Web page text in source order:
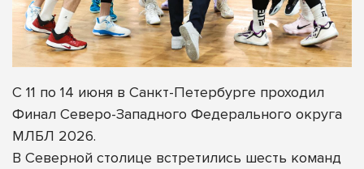
С 11 по 14 июня в Санкт-Петербурге проходил
Финал Северо-Западного Федерального округа
МЛБЛ 2026.
В Северной столице встретились шесть команд